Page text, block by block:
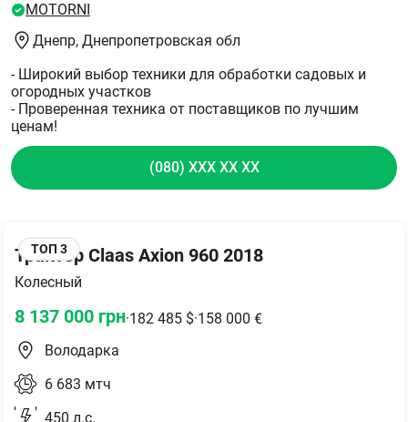
ТОП 3
Трактор Claas Axion 960 2018
Колесный
8 137 000 грн·182 485 $·158 000 €
Володарка
6 683 мтч
450 л.с.
MOTORNI
Днепр, Днепропетровская обл
- Широкий выбор техники для обработки садовых и
огородных участков
- Проверенная техника от поставщиков по лучшим
ценам!
(080) XXX XX XX